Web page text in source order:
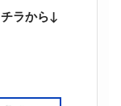
ラから↓